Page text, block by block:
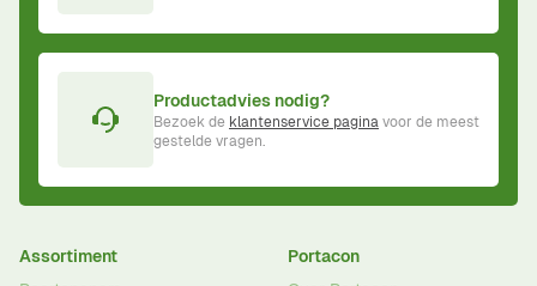
Productadvies nodig?
Bezoek de klantenservice paginavoor de meest
gestelde vragen.
Assortiment
Portacon